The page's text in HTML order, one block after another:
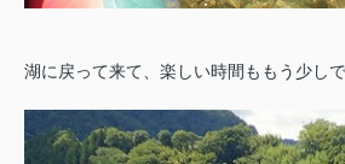
湖に戻って来て、楽しい時間ももう少し